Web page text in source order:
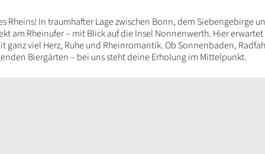
Rheins! In traumhafter Lage zwischen Bonn, dem Siebengebirge
am Rheinufer – mit Blick auf die Insel Nonnenwerth. Hier
ganz viel Herz, Ruhe und Rheinromantik. Ob Sonnenbaden,
Biergärten – bei uns steht deine Erholung im Mittelpunkt.